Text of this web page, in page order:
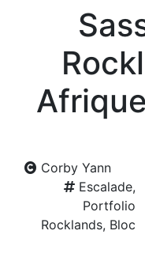
Corby Yann
Escalade,
Portfolio
Rocklands, Bloc